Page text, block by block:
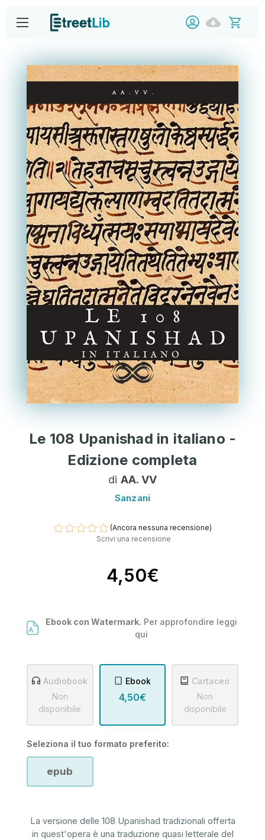
Le 108 Upanishad in italiano -
Edizione completa
di AA. VV
Sanzani
(Ancora nessuna recensione)
Scrivi una recensione
4,50€
Ebook con Watermark. Per approfondire leggi
qui
Audiobook
Non
disponibile
Ebook
4,50€
Cartaceo
Non
disponibile
Seleziona il tuo formato preferito:
epub
La versione delle 108 Upanishad tradizionali offerta
in quest'opera è una traduzione quasi letterale del